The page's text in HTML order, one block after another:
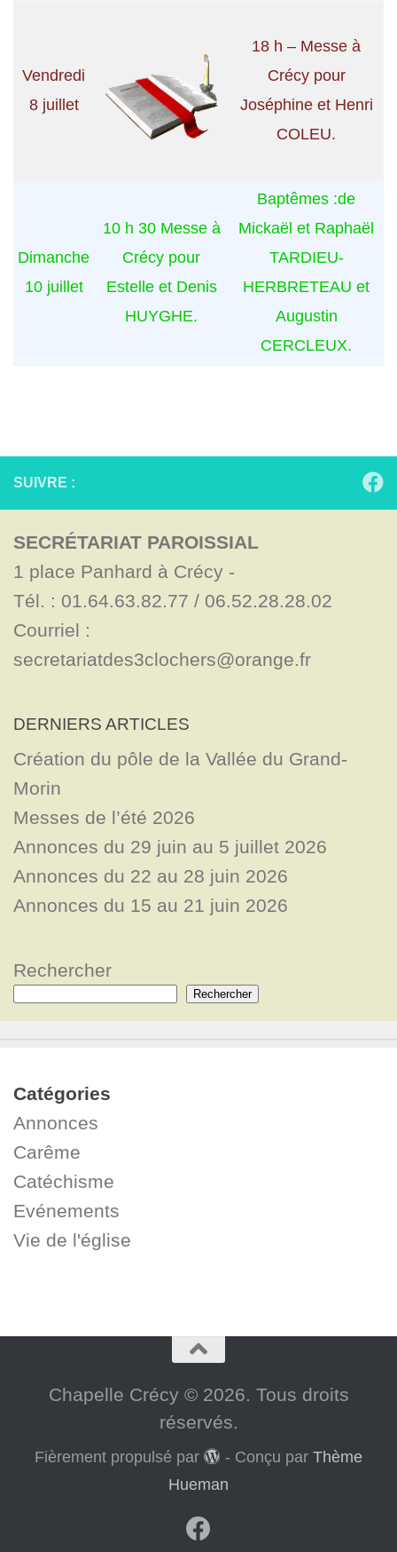
Vendredi
8 juillet
18 h – Messe à
Crécy pour
Joséphine et Henri
COLEU.
Dimanche
10 juillet
10 h 30 Messe à
Crécy pour
Estelle et Denis
HUYGHE.
Baptêmes :de
Mickaël et Raphaël
TARDIEU-
HERBRETEAU et
Augustin
CERCLEUX.
SUIVRE :
SECRÉTARIAT PAROISSIAL
1 place Panhard à Crécy -
Tél. : 01.64.63.82.77 / 06.52.28.28.02
Courriel :
secretariatdes3clochers@orange.fr
DERNIERS ARTICLES
Création du pôle de la Vallée du Grand-
Morin
Messes de l’été 2026
Annonces du 29 juin au 5 juillet 2026
Annonces du 22 au 28 juin 2026
Annonces du 15 au 21 juin 2026
Rechercher
Rechercher
Catégories
Annonces
Carême
Catéchisme
Evénements
Vie de l'église
Chapelle Crécy © 2026. Tous droits
réservés.
Fièrement propulsé par - Conçu par Thème
Hueman